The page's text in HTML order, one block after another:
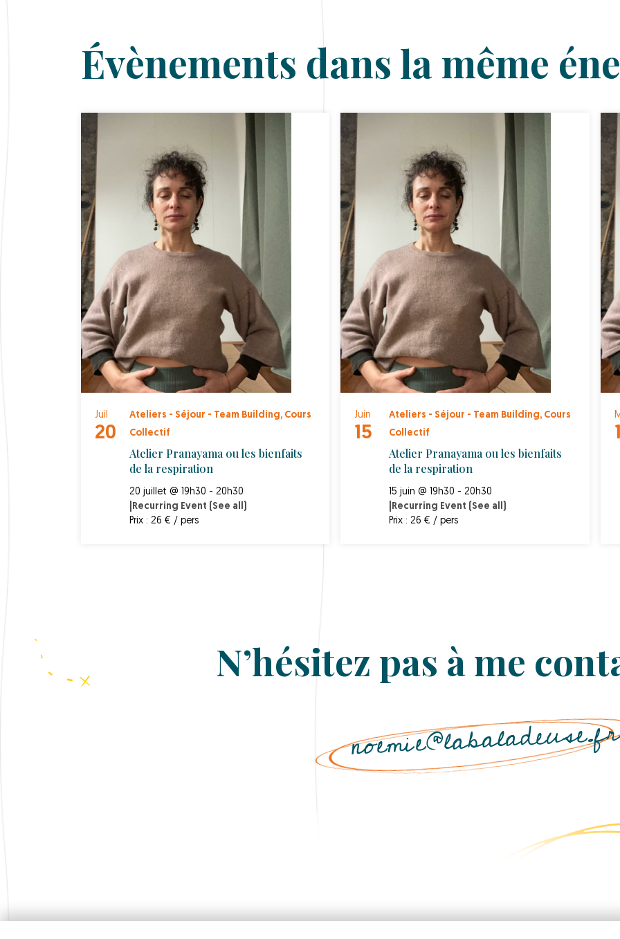
Évènements dans la même
Juil
20
Ateliers - Séjour - Team Building, Cours
Collectif
Atelier Pranayama ou les bienfaits
de la respiration
20 juillet @ 19h30 - 20h30
Recurring Event (See all)
Prix : 26 € / pers
Juin
15
Ateliers - Séjour - Team Building, Cours
Collectif
Atelier Pranayama ou les bienfaits
de la respiration
15 juin @ 19h30 - 20h30
Recurring Event (See all)
Prix : 26 € / pers
N’hésitez pas à me